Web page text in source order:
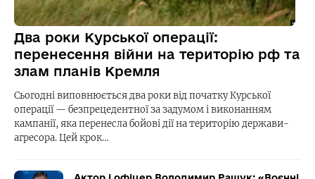
Два роки Курської операції:
перенесення війни на територію рф та
злам планів Кремля
Сьогодні виповнюється два роки від початку Курської
операції — безпрецедентної за задумом і виконанням
кампанії, яка перенесла бойові дії на територію держави-
агресора. Цей крок…